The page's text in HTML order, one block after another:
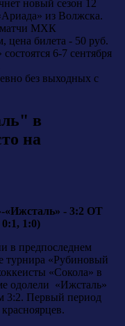
новый сезон 12
из Волжска.
матчи МХК
цена билета - 50 руб.
6-7 сентября
без выходных с
в
на
«Ижсталь» - 3:2 ОТ
1:0)
в предпоследнем
турнира «Рубиновый
«Сокола» в
одолели «Ижсталь»
3:2. Первый период